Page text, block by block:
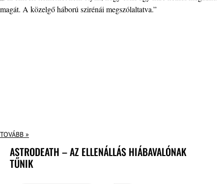
magát. A közelgő háború szirénái megszólaltatva.”
TOVÁBB »
ASTRODEATH – AZ ELLENÁLLÁS HIÁBAVALÓNAK
TŰNIK